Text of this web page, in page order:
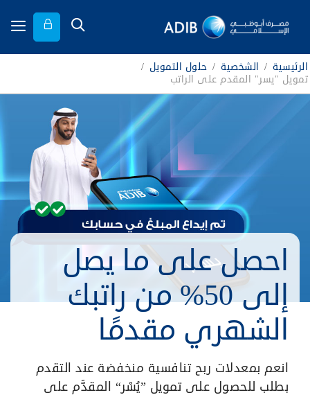
الرئيسية / الشخصية / حلول التمويل /
تمويل "يسر" المقدم على الراتب
احصل على ما يصل
إلى 50% من راتبك
الشهري مقدمًا
انعم بمعدلات ربح تنافسية منخفضة عند التقدم
بطلب للحصول على تمويل ”يُسْر“ المقدَّم على